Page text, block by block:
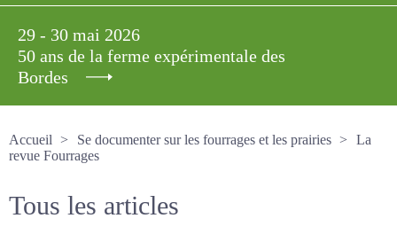
29 - 30 mai 2026
50 ans de la ferme expérimentale des
Bordes
Accueil
Se documenter sur les fourrages et les prairies
La revue Fourrages
Tous les articles